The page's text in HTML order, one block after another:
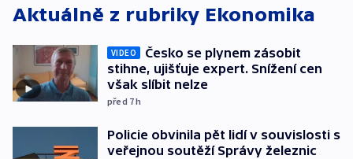
Aktuálně z rubriky Ekonomika
VIDEO
Česko se plynem zásobit
stihne, ujišťuje expert. Snížení cen
však slíbit nelze
před 7h
Policie obvinila pět lidí v souvislosti s
veřejnou soutěží Správy železnic